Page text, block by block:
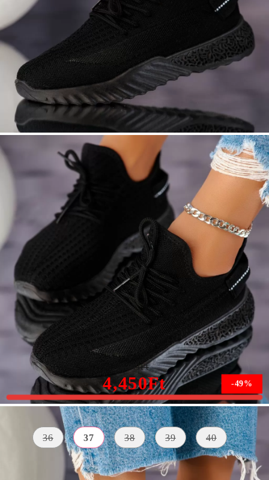
William2 Női Fekete Sportcipő #10724
-49%
4,450Ft
8,811Ft
Méret útmutató
36 37 38 39 40
KÜLSŐ